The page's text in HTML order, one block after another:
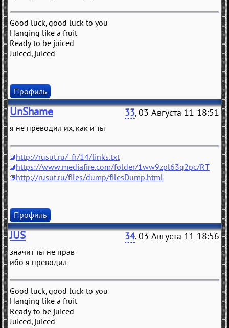
Good luck, good luck to you
Hanging like a fruit
Ready to be juiced
Juiced, juiced
Профиль
UnShame 33, 03 Августа 11 18:51
я не преводил их, как и ты
http://rusut.ru/_fr/14/links.txt
https://www.mediafire.com/folder/1ww9zpl63q2pc/RT
http://rusut.ru/files/dump/filesDump.html
Профиль
JUS 34, 03 Августа 11 18:56
значит ты не прав
ибо я преводил
Good luck, good luck to you
Hanging like a fruit
Ready to be juiced
Juiced, juiced